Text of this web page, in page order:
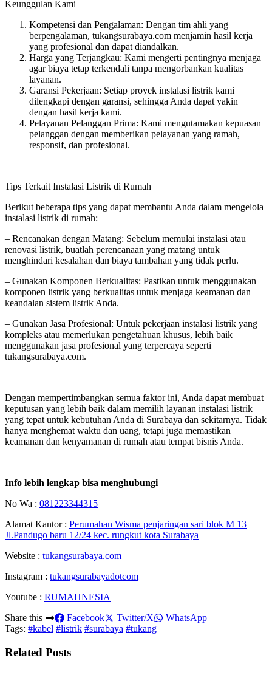
Keunggulan Kami
Kompetensi dan Pengalaman: Dengan tim ahli yang
berpengalaman, tukangsurabaya.com menjamin hasil kerja
yang profesional dan dapat diandalkan.
Harga yang Terjangkau: Kami mengerti pentingnya menjaga
agar biaya tetap terkendali tanpa mengorbankan kualitas
layanan.
Garansi Pekerjaan: Setiap proyek instalasi listrik kami
dilengkapi dengan garansi, sehingga Anda dapat yakin
dengan hasil kerja kami.
Pelayanan Pelanggan Prima: Kami mengutamakan kepuasan
pelanggan dengan memberikan pelayanan yang ramah,
responsif, dan profesional.
Tips Terkait Instalasi Listrik di Rumah
Berikut beberapa tips yang dapat membantu Anda dalam mengelola
instalasi listrik di rumah:
– Rencanakan dengan Matang: Sebelum memulai instalasi atau
renovasi listrik, buatlah perencanaan yang matang untuk
menghindari kesalahan dan biaya tambahan yang tidak perlu.
– Gunakan Komponen Berkualitas: Pastikan untuk menggunakan
komponen listrik yang berkualitas untuk menjaga keamanan dan
keandalan sistem listrik Anda.
– Gunakan Jasa Profesional: Untuk pekerjaan instalasi listrik yang
kompleks atau memerlukan pengetahuan khusus, lebih baik
menggunakan jasa profesional yang terpercaya seperti
tukangsurabaya.com.
Dengan mempertimbangkan semua faktor ini, Anda dapat membuat
keputusan yang lebih baik dalam memilih layanan instalasi listrik
yang tepat untuk kebutuhan Anda di Surabaya dan sekitarnya. Tidak
hanya menghemat waktu dan uang, tetapi juga memastikan
keamanan dan kenyamanan di rumah atau tempat bisnis Anda.
Info lebih lengkap bisa menghubungi
No Wa : 081223344315
Alamat Kantor : Perumahan Wisma penjaringan sari blok M 13
Jl.Pandugo baru 12/24 kec. rungkut kota Surabaya
Website : tukangsurabaya.com
Instagram : tukangsurabayadotcom
Youtube : RUMAHNESIA
Share this
Facebook Twitter/X
WhatsApp
Tags: #kabel #listrik #surabaya #tukang
Related Posts